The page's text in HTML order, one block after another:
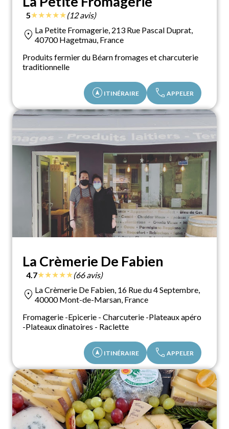
5★★★★★(12 avis)
location_on La Petite Fromagerie, 213 Rue Pascal Duprat,
40700 Hagetmau, France
Produits fermier du Béarn fromages et charcuterie
traditionnelle
assistant_navigation ITINÉRAIRE call APPELER
La Crèmerie De Fabien
4.7★★★★★(66 avis)
location_on La Crèmerie De Fabien, 16 Rue du 4 Septembre,
40000 Mont-de-Marsan, France
Fromagerie -Epicerie - Charcuterie -Plateaux apéro
-Plateaux dinatoires - Raclette
assistant_navigation ITINÉRAIRE call APPELER